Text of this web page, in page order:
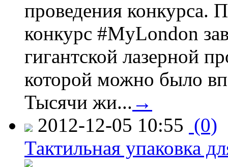
проведения конкурса.
конкурс #MyLondon
гигантской лазерной
которой можно было
Тысячи жи... →
2012-12-05 10:55 (0)
Тактильная упаковка